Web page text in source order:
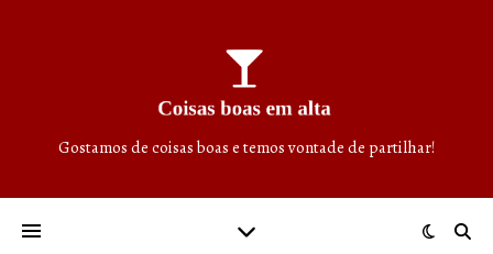
Gostamos de coisas boas e temos vontade de partilhar!